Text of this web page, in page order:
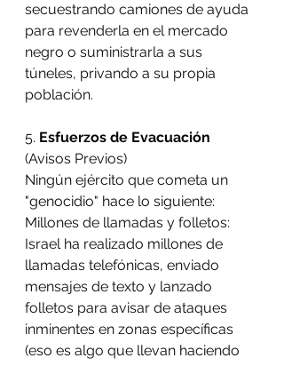
secuestrando camiones de ayuda
para revenderla en el mercado
negro o suministrarla a sus
túneles, privando a su propia
población.
5. Esfuerzos de Evacuación
(Avisos Previos)
Ningún ejército que cometa un
"genocidio" hace lo siguiente:
Millones de llamadas y folletos:
Israel ha realizado millones de
llamadas telefónicas, enviado
mensajes de texto y lanzado
folletos para avisar de ataques
inminentes en zonas específicas
(eso es algo que llevan haciendo